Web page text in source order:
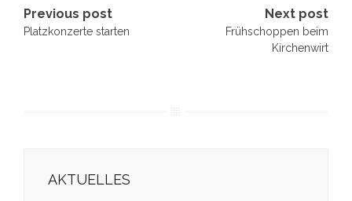
Post
navigation
Previous post
Platzkonzerte starten
Next post
Frühschoppen beim
Kirchenwirt
AKTUELLES